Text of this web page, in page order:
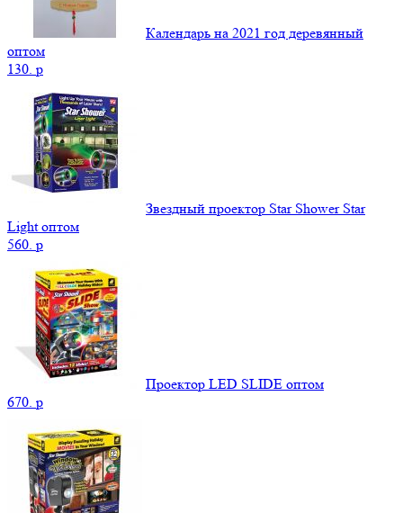
Календарь на 2021 год деревянный
оптом
130. p
Звездный проектор Star Shower Star
Light оптом
560. p
Проектор LED SLIDE оптом
670. p